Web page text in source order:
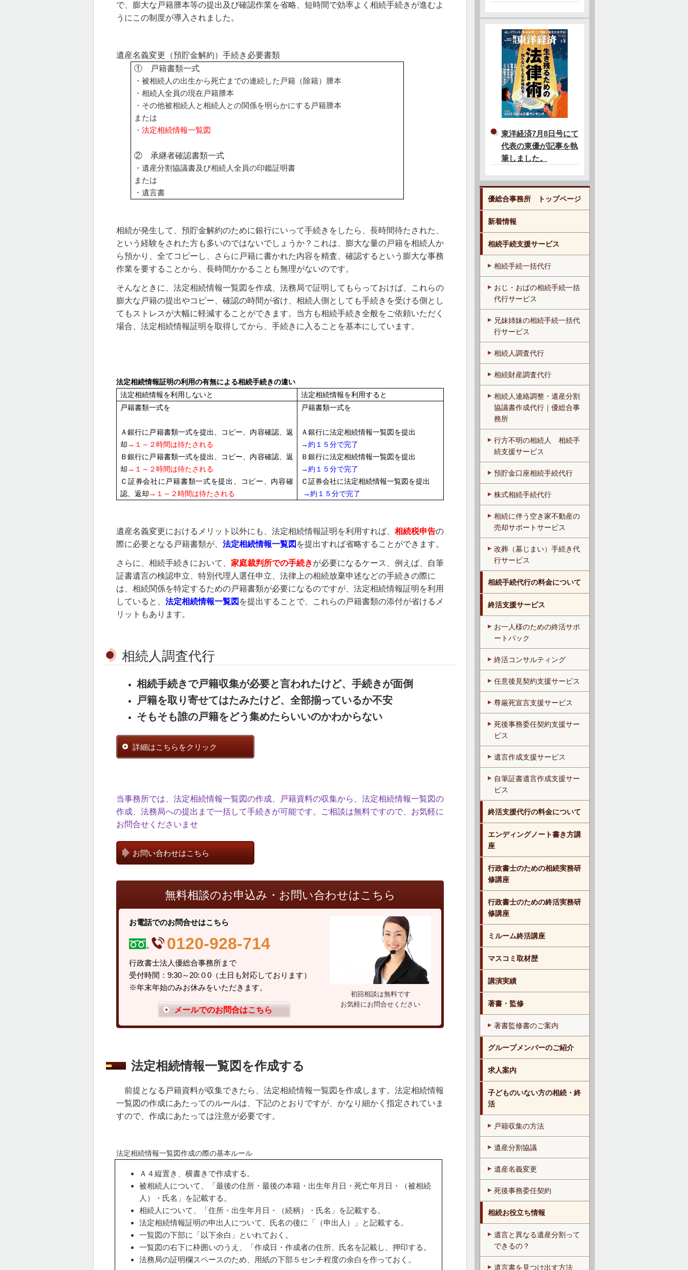
で、膨大な戸籍謄本等の提出及び確認作業を省略、短時間で効率よく相続手続きが進むよ
うにこの制度が導入されました。
遺産名義変更（預貯金解約）手続き必要書類
① 戸籍書類一式
・被相続人の出生から死亡までの連続した戸籍（除籍）謄本
・相続人全員の現在戸籍謄本
・その他被相続人と相続人との関係を明らかにする戸籍謄本
または
・法定相続情報一覧図
② 承継者確認書類一式
・遺産分割協議書及び相続人全員の印鑑証明書
または
・遺言書
相続が発生して、預貯金解約のために銀行にいって手続きをしたら、長時間待たされた、
という経験をされた方も多いのではないでしょうか？これは、膨大な量の戸籍を相続人か
ら預かり、全てコピーし、さらに戸籍に書かれた内容を精査、確認するという膨大な事務
作業を要することから、長時間かかることも無理がないのです。
そんなときに、法定相続情報一覧図を作成、法務局で証明してもらっておけば、これらの
膨大な戸籍の提出やコピー、確認の時間が省け、相続人側としても手続きを受ける側とし
てもストレスが大幅に軽減することができます。当方も相続手続き全般をご依頼いただく
場合、法定相続情報証明を取得してから、手続きに入ることを基本にしています。
法定相続情報証明の利用の有無による相続手続きの違い
法定相続情報を利用しないと
法定相続情報を利用すると
戸籍書類一式を
Ａ銀行に戸籍書類一式を提出、コピー、内容確認、返
却→ １～２時間は待たされる
Ｂ銀行に戸籍書類一式を提出、コピー、内容確認、返
却→ １～２時間は待たされる
Ｃ証券会社に戸籍書類一式を提出、コピー、内容確
認、返却→ １～２時間は待たされる
戸籍書類一式を
Ａ銀行に法定相続情報一覧図を提出
→約１５分で完了
Ｂ銀行に法定相続情報一覧図を提出
→約１５分で完了
Ｃ証券会社に法定相続情報一覧図を提出
→約１５分で完了
遺産名義変更におけるメリット以外にも、法定相続情報証明を利用すれば、 相続税申告の
際に必要となる戸籍書類が、 法定相続情報一覧図 を提出すれば省略することができます。
さらに、相続手続きにおいて、 家庭裁判所での手続きが必要になるケース、例えば、自筆
証書遺言の検認申立、特別代理人選任申立、法律上の相続放棄申述などの手続きの際に
は、相続関係を特定するための戸籍書類が必要になるのですが、法定相続情報証明を利用
していると、 法定相続情報一覧図 を提出することで、これらの戸籍書類の添付が省けるメ
リットもあります。
相続人調査代行
相続手続きで戸籍収集が必要と言われたけど、手続きが面倒
戸籍を取り寄せてはたみたけど、全部揃っているか不安
そもそも誰の戸籍をどう集めたらいいのかわからない
詳細はこちらをクリック
当事務所では、法定相続情報一覧図の作成、戸籍資料の収集から、法定相続情報一覧図の
作成、法務局への提出まで一括して手続きが可能です。ご相談は無料ですので、お気軽に
お問合せくださいませ
お問い合わせはこちら
無料相談のお申込み・お問い合わせはこちら
初回相談は無料です
お気軽にお問合せください
お電話でのお問合せはこちら
0120-928-714
行政書士法人優総合事務所まで
受付時間：9:30～20:０0（土日も対応しております）
※年末年始のみお休みをいただきます。
メールでのお問合はこちら
法定相続情報一覧図を作成する
前提となる戸籍資料が収集できたら、法定相続情報一覧図を作成します。法定相続情報
一覧図の作成にあたってのルールは、下記のとおりですが、かなり細かく指定されていま
すので、作成にあたっては注意が必要です。
法定相続情報一覧図作成の際の基本ルール
Ａ４縦置き、横書きで作成する。
被相続人について、「最後の住所・最後の本籍・出生年月日・死亡年月日・（被相続
人）・氏名」を記載する。
相続人について、「住所・出生年月日・（続柄）・氏名」を記載する。
法定相続情報証明の申出人について、氏名の後に「（申出人）」と記載する。
一覧図の下部に「以下余白」といれておく。
一覧図の右下に枠囲いのうえ、「作成日・作成者の住所、氏名を記載し、押印する。
法務局の証明欄スペースのため、用紙の下部５センチ程度の余白を作っておく。
東洋経済7月8日号にて
代表の東優が記事を執
筆しました。
優総合事務所 トップページ
新着情報
相続手続支援サービス
相続手続一括代行
おじ・おばの相続手続一括
代行サービス
兄妹姉妹の相続手続一括代
行サービス
相続人調査代行
相続財産調査代行
相続人連絡調整・遺産分割
協議書作成代行｜優総合事
務所
行方不明の相続人 相続手
続支援サービス
預貯金口座相続手続代行
株式相続手続代行
相続に伴う空き家不動産の
売却サポートサービス
改葬（墓じまい）手続き代
行サービス
相続手続代行の料金について
終活支援サービス
お一人様のための終活サポ
ートパック
終活コンサルティング
任意後見契約支援サービス
尊厳死宣言支援サービス
死後事務委任契約支援サー
ビス
遺言作成支援サービス
自筆証書遺言作成支援サー
ビス
終活支援代行の料金について
エンディングノート書き方講
座
行政書士のための相続実務研
修講座
行政書士のための終活実務研
修講座
ミルーム終活講座
マスコミ取材歴
講演実績
著書・監修
著書監修書のご案内
グループメンバーのご紹介
求人案内
子どものいない方の相続・終
活
戸籍収集の方法
遺産分割協議
遺産名義変更
死後事務委任契約
相続お役立ち情報
遺言と異なる遺産分割って
できるの？
遺言書を見つけ出す方法